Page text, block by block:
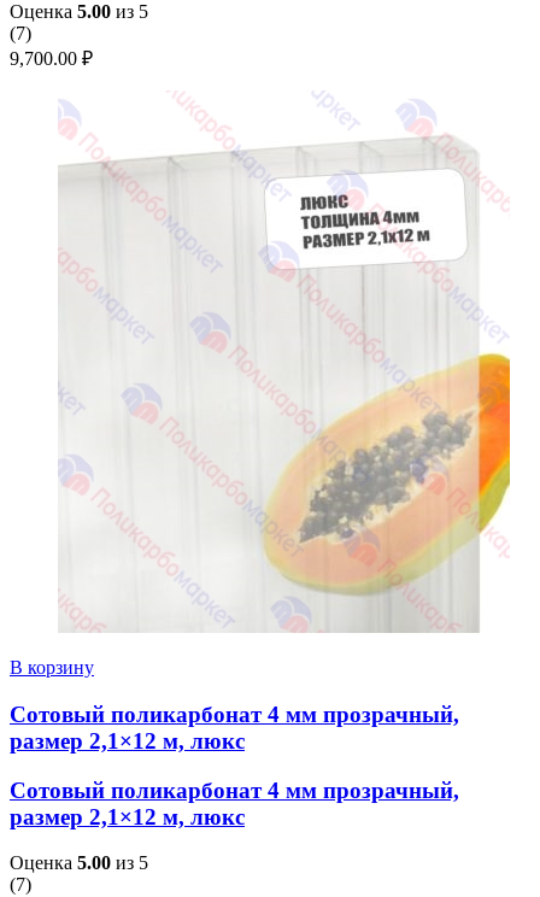
Оценка 5.00 из 5
(7)
9,700.00 ₽
В корзину
Сотовый поликарбонат 4 мм прозрачный,
размер 2,1×12 м, люкс
Сотовый поликарбонат 4 мм прозрачный,
размер 2,1×12 м, люкс
Оценка 5.00 из 5
(7)